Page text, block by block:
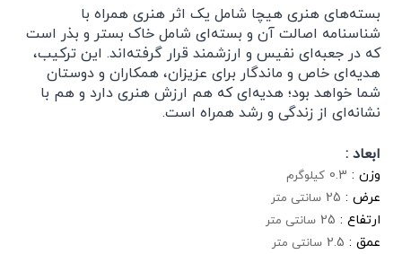
بسته‌های هنری هیچا شامل یک اثر هنری همراه با
شناسنامه اصالت آن و بسته‌ای شامل خاک بستر و بذر است
که در جعبه‌ای نفیس و ارزشمند قرار گرفته‌اند. این ترکیب،
هدیه‌ای خاص و ماندگار برای عزیزان، همکاران و دوستان
شما خواهد بود؛ هدیه‌ای که هم ارزش هنری دارد و هم با
نشانه‌ای از زندگی و رشد همراه است.
ابعاد :
وزن : 0.3 کیلوگرم
عرض : 25 سانتی متر
ارتفاع : 25 سانتی متر
عمق : 2.5 سانتی متر